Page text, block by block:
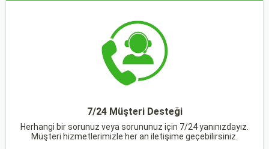
7/24 Müşteri Desteği
Herhangi bir sorunuz veya sorununuz için 7/24 yanınızdayız.
Müşteri hizmetlerimizle her an iletişime geçebilirsiniz.